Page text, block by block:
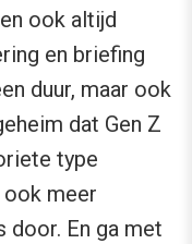
ook altijd
en briefing
duur, maar ook
dat Gen Z
type
meer
En ga met